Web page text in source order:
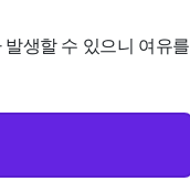
생할 수 있으니 여유를